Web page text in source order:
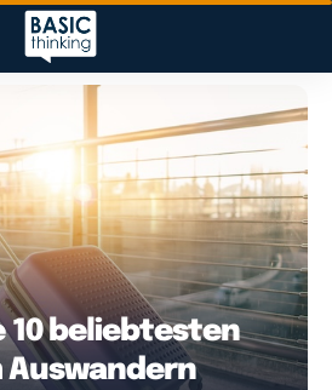
10 beliebtesten
Auswandern